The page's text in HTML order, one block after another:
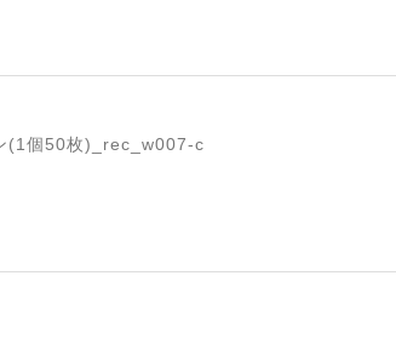
(1個50枚)_rec_w007-c